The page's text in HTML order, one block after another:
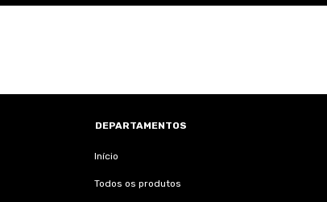
DEPARTAMENTOS
Início
Todos os produtos